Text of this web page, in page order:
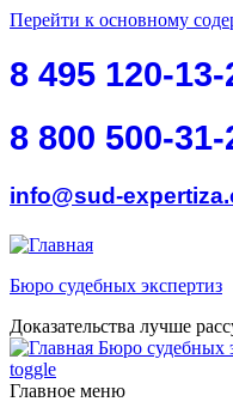
Перейти к основному
8 495 120-13-
8 800 500-31-
info@sud-
Бюро судебных экспертиз
Доказательства лучше
Бюро судебных
toggle
Главное меню